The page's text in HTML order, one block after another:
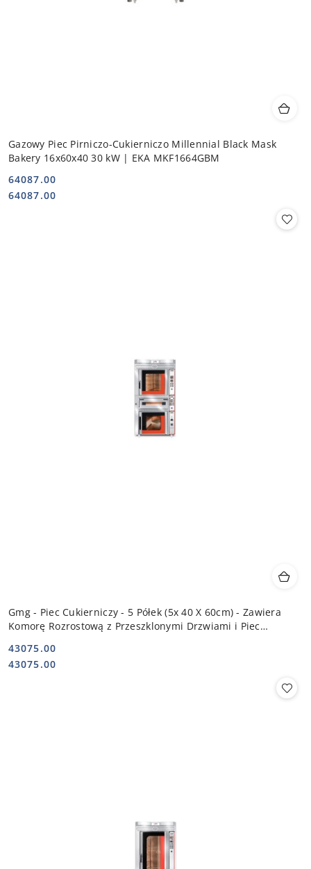
Gazowy Piec Pirniczo-Cukierniczo Millennial Black Mask
Bakery 16x60x40 30 kW | EKA MKF1664GBM
Cena:
64087.00
Cena:
64087.00
Gmg - Piec Cukierniczy - 5 Półek (5x 40 X 60cm) - Zawiera
Komorę Rozrostową z Przeszklonymi Drzwiami i Piec
Cena:
43075.00
Cena:
43075.00